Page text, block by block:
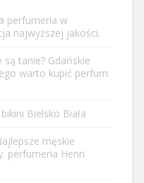
perfumeria w
najwyższej jakości.
tanie? Gdańskie
warto kupić perfum
Bielsko Biała
męskie
perfumeria Henri